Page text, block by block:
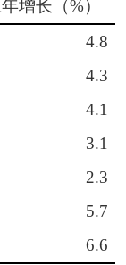
增长（%）
4.8
4.3
4.1
3.1
2.3
5.7
6.6